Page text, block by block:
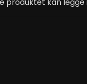
produktet kan legge